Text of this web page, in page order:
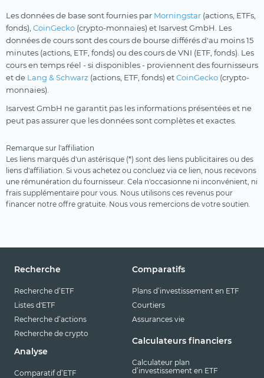
Les données de base sont fournies par Morningstar (actions, ETFs,
fonds), CoinGecko (crypto-monnaies) et Isarvest GmbH. Les
données de cours sont des cours de bourse différés d'au moins 15
minutes (actions, ETF, fonds) ou des cours de VNI (ETF, fonds). Les
cours en temps réel - si disponibles - proviennent des fournisseurs
et de Lang & Schwarz (actions, ETF, fonds) etCoinGecko (crypto-
monnaies).
Isarvest GmbH ne garantit pas les informations présentées et ne
peut pas assurer que les données sont complètes et exactes.
Remarque sur l'affiliation
Les liens marqués d'un astérisque (*) sont des liens publicitaires ou des
liens d'affiliation. Si vous achetez ou concluez via ce lien, nous recevons
une rémunération du fournisseur. Cela n'occasionne ni inconvénient, ni
frais supplémentaire pour vous. Nous utilisons ces revenus pour
financer notre offre gratuite. Nous vous remercions de votre soutien.
Recherche
Recherche d’ETF
Listes d'ETF
Recherche d’actions
Recherche de crypto
Analyse
Comparatif d’ETF
Comparatifs
Plans d’investissement en ETF
Courtiers
Assurances vie
Calculateurs financiers
Calculateur plan
d’investissement en ETF